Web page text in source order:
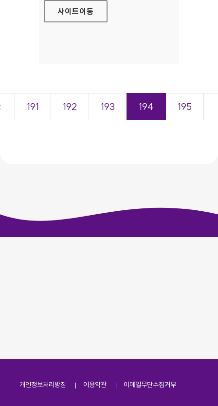
사이트이동
191 192 193 194 195
개인정보처리방침 이용약관 이메일무단수집거부